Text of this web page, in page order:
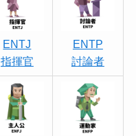
ENTJ
指揮官
ENTP
討論者